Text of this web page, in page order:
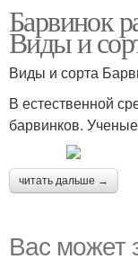
Барвинок
Виды и
Виды и сорта
В естественной
барвинков.
читать дальше →
Вас может